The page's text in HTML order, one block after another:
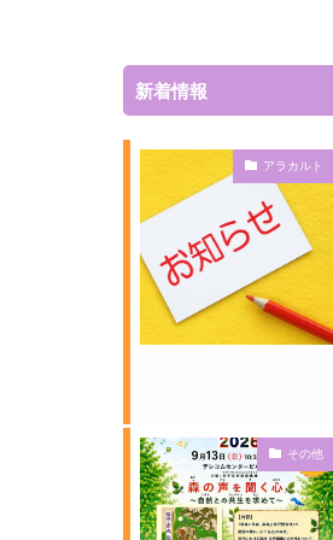
新着情報
アラカルト
その他